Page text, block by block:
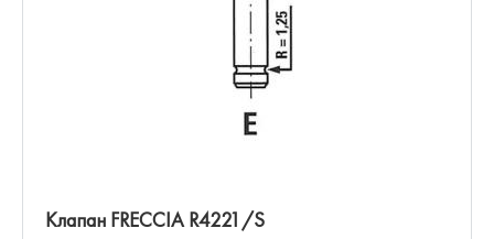
Клапан FRECCIA R4221/S